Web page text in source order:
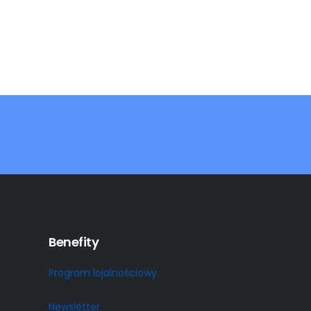
Benefity
Program lojalnościowy
Newsletter